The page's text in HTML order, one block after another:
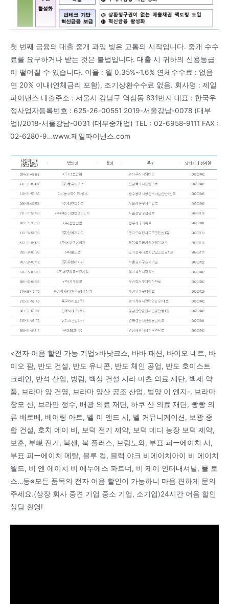
첫 번째 금융의 대출 중개 과잉 빚은 고통의 시작입니다. 중개 수수
료를 요구하거나 받는 것은 불법입니다. 대출 시 귀하의 신용등급
이 떨어질 수 있습니다. 이율 : 월 0.35%~1.6% 연체수수료 : 없음
연 20% 이내(연체금리 포함), 조기상환수수료 없음. 회사명 : 제일
파이낸스 대출주소 : 서울시 강남구 역삼동 831번지 대표 : 한국우
정사업자등록번호 : 625-26-00551 2019-서울강남-0078 (대부
업)/2018-서울강남-0031 (대부중개업) TEL : 02-6958-9111 FAX :
02-6280-9…www.제일파이낸스.com
<전자 어음 할인 가능 기업>바낫크스, 바바 패션, 바이오 네트, 바
이오 팜, 반도 건설, 반도 유니콘, 반도 체인 공업, 반도 호이스트
크레인, 반석 산업, 방림, 백상 건설 시라 마츠 의료 재단, 백제 약
품, 브라마 양 건영, 브라마 양산 공조 산업, 범양 이 엔지-, 브라마
창모 산, 브라만 정수, 배광 의료 재단, 하쿠 산 의료 재단, 빵빵 의
류 베로베, 베어링 아트, 벨 이 앤드 시, 벨 커뮤니케이션, 보광 종
합 건설, 호치 에이 비, 보덕 전기 제약, 보덕 메디 농장 보덕 제약,
보훈, 부峴 전기, 북센, 북 플러스, 브랑노와, 부표 피ー에이치 시,
부표 피ー에이치 메탈, 블루 컴, 블랙 야크 비에이치아이 비 에이치
월드, 비 엔 에이치 비 에누에스 파트너, 비 제이 인터내셔널, 물 토
스…등※모든 품목의 전자 어음 할인이 가능하니 마음 편하게 문의
주세요.(상장 회사 중견 기업 중소 기업, 소기업)24시간 어음 할인
상담 환영!